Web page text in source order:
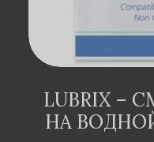
LUBRIX –
НА